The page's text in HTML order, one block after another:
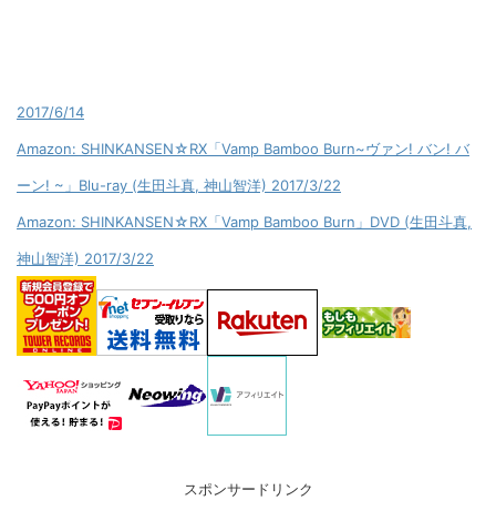
2017/6/14
Amazon: SHINKANSEN☆RX「Vamp Bamboo Burn~ヴァン! バン! バ
ーン! ~」Blu-ray (生田斗真, 神山智洋) 2017/3/22
Amazon: SHINKANSEN☆RX「Vamp Bamboo Burn」DVD (生田斗真,
神山智洋) 2017/3/22
スポンサードリンク